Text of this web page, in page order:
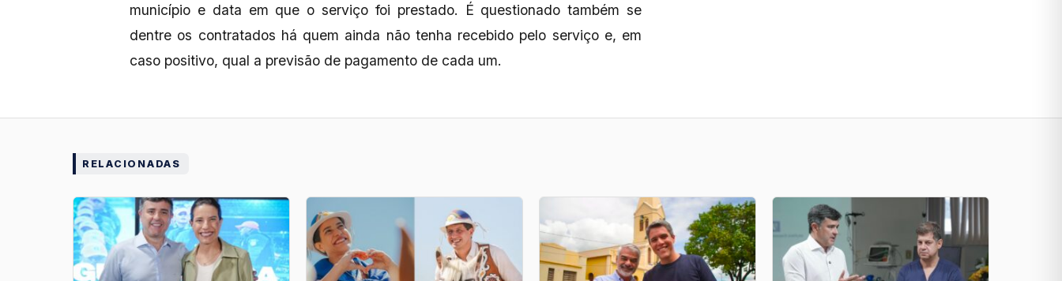
município e data em que o serviço foi prestado. É questionado também se
dentre os contratados há quem ainda não tenha recebido pelo serviço e, em
caso positivo, qual a previsão de pagamento de cada um.
RELACIONADAS